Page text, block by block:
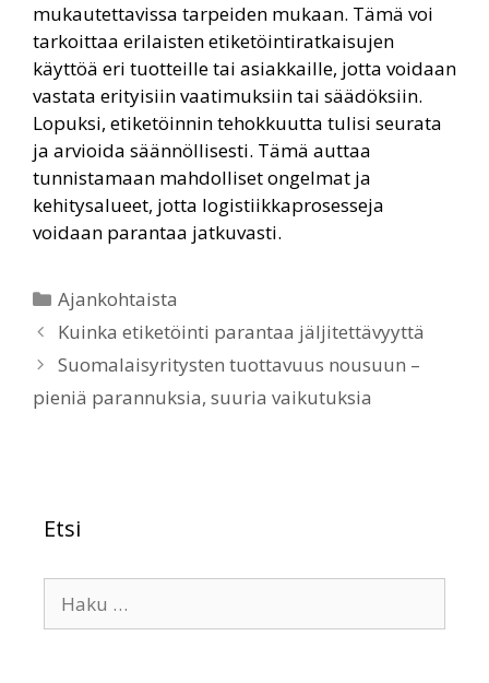
mukautettavissa tarpeiden mukaan. Tämä voi
tarkoittaa erilaisten etiketöintiratkaisujen
käyttöä eri tuotteille tai asiakkaille, jotta voidaan
vastata erityisiin vaatimuksiin tai säädöksiin.
Lopuksi, etiketöinnin tehokkuutta tulisi seurata
ja arvioida säännöllisesti. Tämä auttaa
tunnistamaan mahdolliset ongelmat ja
kehitysalueet, jotta logistiikkaprosesseja
voidaan parantaa jatkuvasti.
Ajankohtaista
Kuinka etiketöinti parantaa jäljitettävyyttä
Suomalaisyritysten tuottavuus nousuun –
pieniä parannuksia, suuria vaikutuksia
Etsi